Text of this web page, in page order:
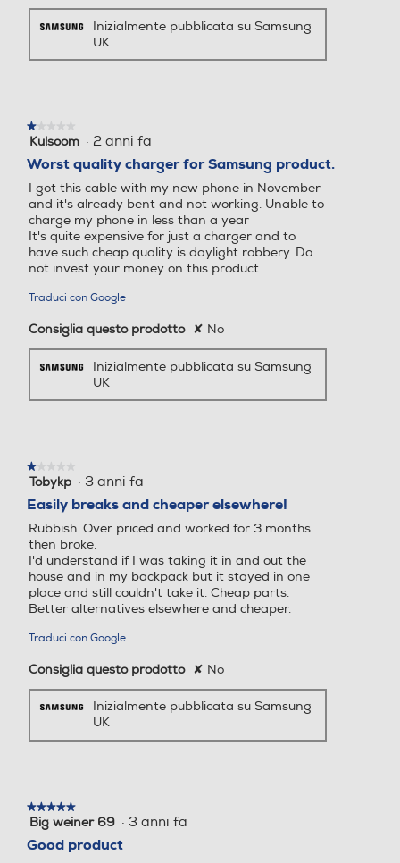
Inizialmente pubblicata su Samsung
UK
★★★★★
★★★★★
1
5
stelle.
Kulsoom · 2 anni fa
Worst quality charger for Samsung product.
I got this cable with my new phone in November
and it's already bent and not working. Unable to
charge my phone in less than a year
It's quite expensive for just a charger and to
have such cheap quality is daylight robbery. Do
not invest your money on this product.
Traduci con Google
Consiglia questo prodotto ✘ No
Inizialmente pubblicata su Samsung
UK
★★★★★
★★★★★
1
5
stelle.
Tobykp · 3 anni fa
Easily breaks and cheaper elsewhere!
Rubbish. Over priced and worked for 3 months
then broke.
I'd understand if I was taking it in and out the
house and in my backpack but it stayed in one
place and still couldn't take it. Cheap parts.
Better alternatives elsewhere and cheaper.
Traduci con Google
Consiglia questo prodotto ✘ No
Inizialmente pubblicata su Samsung
UK
★★★★★
★★★★★
5
5
Big weiner 69 · 3 anni fa
Good product